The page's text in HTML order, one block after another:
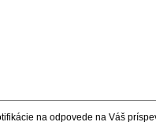
na odpovede na Váš